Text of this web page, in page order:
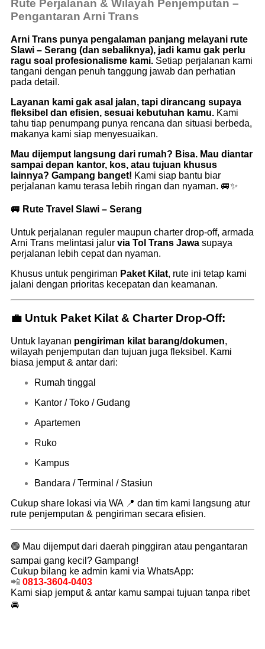
Rute Perjalanan & Wilayah Penjemputan –
Pengantaran Arni Trans
Arni Trans punya pengalaman panjang melayani rute
Slawi – Serang (dan sebaliknya), jadi kamu gak perlu
ragu soal profesionalisme kami. Setiap perjalanan kami
tangani dengan penuh tanggung jawab dan perhatian
pada detail.
Layanan kami gak asal jalan, tapi dirancang supaya
fleksibel dan efisien, sesuai kebutuhan kamu. Kami
tahu tiap penumpang punya rencana dan situasi berbeda,
makanya kami siap menyesuaikan.
Mau dijemput langsung dari rumah? Bisa. Mau diantar
sampai depan kantor, kos, atau tujuan khusus
lainnya? Gampang banget! Kami siap bantu biar
perjalanan kamu terasa lebih ringan dan nyaman. 🚐✨
🚐 Rute Travel Slawi – Serang
Untuk perjalanan reguler maupun charter drop-off, armada
Arni Trans melintasi jalur via Tol Trans Jawa supaya
perjalanan lebih cepat dan nyaman.
Khusus untuk pengiriman Paket Kilat, rute ini tetap kami
jalani dengan prioritas kecepatan dan keamanan.
💼 Untuk Paket Kilat & Charter Drop-Off:
Untuk layanan pengiriman kilat barang/dokumen,
wilayah penjemputan dan tujuan juga fleksibel. Kami
biasa jemput & antar dari:
Rumah tinggal
Kantor / Toko / Gudang
Apartemen
Ruko
Kampus
Bandara / Terminal / Stasiun
Cukup share lokasi via WA 📍 dan tim kami langsung atur
rute penjemputan & pengiriman secara efisien.
🟢 Mau dijemput dari daerah pinggiran atau pengantaran
sampai gang kecil? Gampang!
Cukup bilang ke admin kami via WhatsApp:
📲 0813-3604-0403
Kami siap jemput & antar kamu sampai tujuan tanpa ribet
🚘